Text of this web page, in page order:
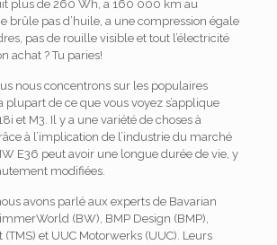
plus de 260 Wh, a 160 000 km au
brûle pas d’huile, a une compression égale
pas de rouille visible et tout l’électricité
achat ? Tu paries!
nous concentrons sur les populaires
de ce que vous voyez s’applique
et M3. Il y a une variété de choses à
à l’implication de l’industrie du marché
E36 peut avoir une longue durée de vie, y
modifiées.
avons parlé aux experts de Bavarian
(BW), BMP Design (BMP),
et UUC Motorwerks (UUC). Leurs